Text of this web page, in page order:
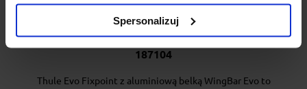
Spersonalizuj
Bagażnik dachowy Thule Evo Fixpoint - stopy Thule
Evo Fixpoint + belki WingBar Evo Black 127 + kit
187104
Thule Evo Fixpoint z aluminiową belką WingBar Evo to